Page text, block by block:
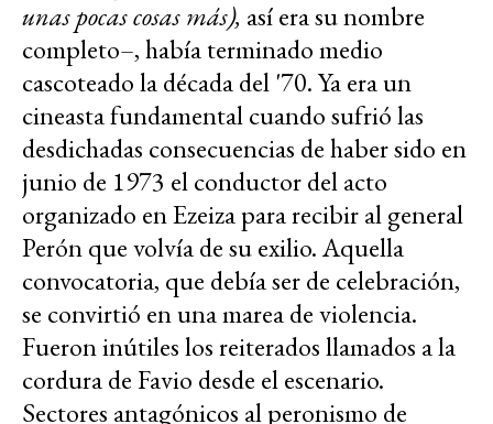
unas pocas cosas más), así era su nombre
completo–, había terminado medio
cascoteado la década del '70. Ya era un
cineasta fundamental cuando sufrió las
desdichadas consecuencias de haber sido en
junio de 1973 el conductor del acto
organizado en Ezeiza para recibir al general
Perón que volvía de su exilio. Aquella
convocatoria, que debía ser de celebración,
se convirtió en una marea de violencia.
Fueron inútiles los reiterados llamados a la
cordura de Favio desde el escenario.
Sectores antagónicos al peronismo de